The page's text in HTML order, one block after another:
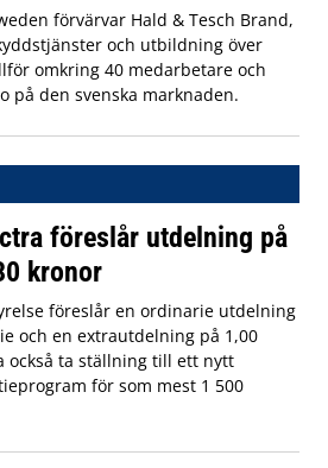
förvärvar Hald & Tesch Brand,
och utbildning över
omkring 40 medarbetare och
på den svenska marknaden.
föreslår utdelning på
kronor
föreslår en ordinarie utdelning
och en extrautdelning på 1,00
också ta ställning till ett nytt
för som mest 1 500